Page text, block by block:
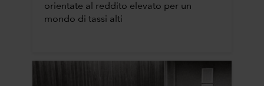
orientate al reddito elevato per un
mondo di tassi alti